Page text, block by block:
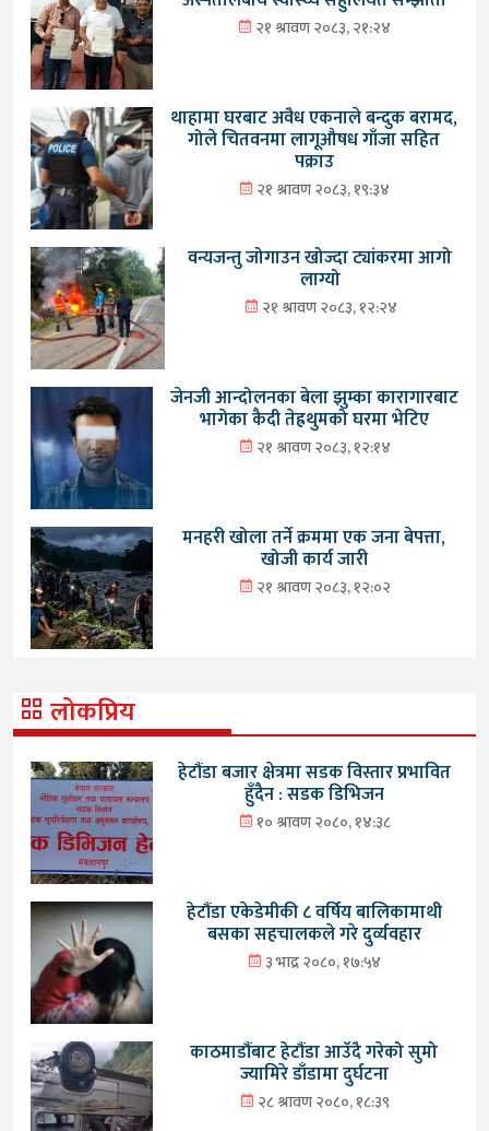
२१ श्रावण २०८३, २१:२४
थाहामा घरबाट अवैध एकनाले बन्दुक बरामद,
गोले चितवनमा लागूऔषध गाँजा सहित
पक्राउ
२१ श्रावण २०८३, १९:३४
वन्यजन्तु जोगाउन खोज्दा ट्यांकरमा आगो
लाग्यो
२१ श्रावण २०८३, १२:२४
जेनजी आन्दोलनका बेला झुम्का कारागारबाट
भागेका कैदी तेह्रथुमको घरमा भेटिए
२१ श्रावण २०८३, १२:१४
मनहरी खोला तर्ने क्रममा एक जना बेपत्ता,
खोजी कार्य जारी
२१ श्रावण २०८३, १२:०२
लोकप्रिय
हेटौंडा बजार क्षेत्रमा सडक विस्तार प्रभावित
हुँदैन : सडक डिभिजन
१० श्रावण २०८०, १४:३८
हेटौंडा एकेडेमीकी ८ वर्षिय बालिकामाथी
बसका सहचालकले गरे दुर्व्यवहार
३ भाद्र २०८०, १७:५४
काठमाडौंबाट हेटौंडा आउँदै गरेको सुमो
ज्यामिरे डाँडामा दुर्घटना
२८ श्रावण २०८०, १८:३९